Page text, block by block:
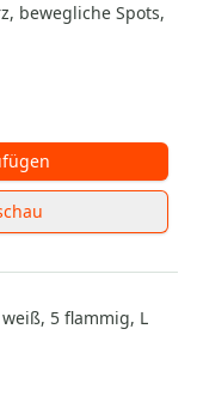
bewegliche Spots,
5 flammig, L